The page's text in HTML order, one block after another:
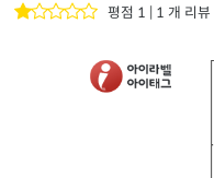
평점 1 | 1 개 리뷰